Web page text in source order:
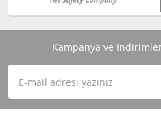
Kampanya ve